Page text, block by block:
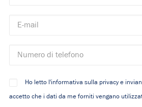
Ho letto l'informativa sulla privacy e
accetto che i dati da me forniti vengano